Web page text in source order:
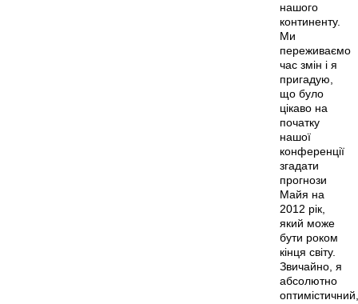
нашого
континенту.
Ми
переживаємо
час змін і я
пригадую,
що було
цікаво на
початку
нашої
конференції
згадати
прогнози
Майя на
2012 рік,
який може
бути роком
кінця світу.
Звичайно, я
абсолютно
оптимістичний,